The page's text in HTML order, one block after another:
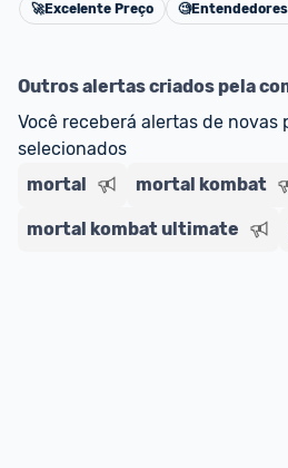
🚀Excelente Preço 🧐
Outros alertas criados pela
Você receberá alertas de novas
selecionados
mortal
mortal kombat
mortal kombat ultimate